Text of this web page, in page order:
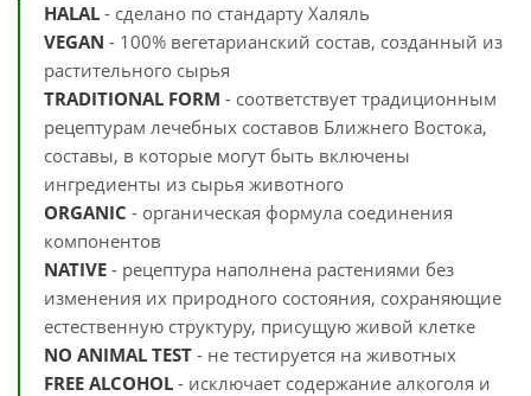
HALAL - сделано по стандарту Халяль
VEGAN - 100% вегетарианский состав, созданный из
растительного сырья
TRADITIONAL FORM - соответствует традиционным
рецептурам лечебных составов Ближнего Востока,
составы, в которые могут быть включены
ингредиенты из сырья животного
ORGANIC - органическая формула соединения
компонентов
NATIVE - рецептура наполнена растениями без
изменения их природного состояния, сохраняющие
естественную структуру, присущую живой клетке
NO ANIMAL TEST - не тестируется на животных
FREE ALCOHOL - исключает содержание алкоголя и